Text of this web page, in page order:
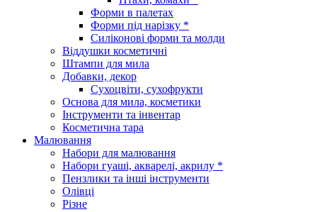
Форми в палетах
Форми під нарізку *
Силіконові форми та молди
Віддушки косметичні
Штампи для мила
Добавки, декор
Сухоцвіти, сухофрукти
Основа для мила, косметики
Інструменти та інвентар
Косметична тара
Малювання
Набори для малювання
Набори гуаші, акварелі, акрилу *
Пензлики та інші інструменти
Олівці
Різне